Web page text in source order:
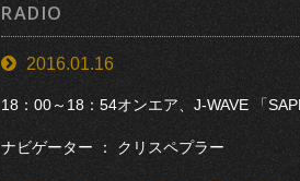
RADIO
2016.01.16
18：00～18：54オンエア、J-WAVE 「
ナビゲーター ： クリスペプラー